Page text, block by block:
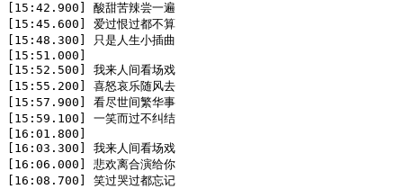
[15:42.900] 酸甜苦辣尝一遍
[15:45.600] 爱过恨过都不算
[15:48.300] 只是人生小插曲
[15:51.000]
[15:52.500] 我来人间看场戏
[15:55.200] 喜怒哀乐随风去
[15:57.900] 看尽世间繁华事
[15:59.100] 一笑而过不纠结
[16:01.800]
[16:03.300] 我来人间看场戏
[16:06.000] 悲欢离合演给你
[16:08.700] 笑过哭过都忘记